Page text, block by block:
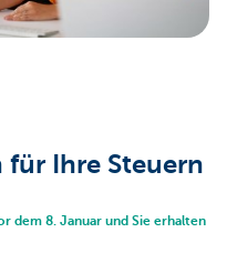
Ihre Steuern
dem 8. Januar und Sie erhalten